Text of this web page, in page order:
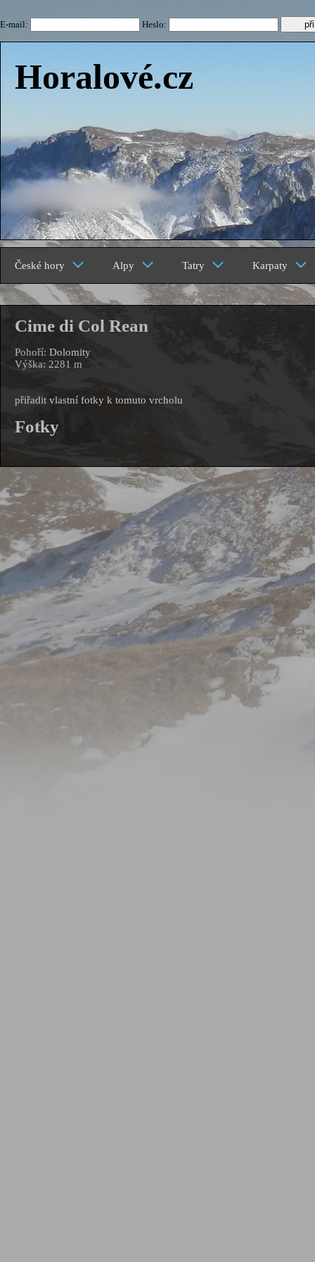
E-mail: Heslo:
Horalové.cz
České hory Alpy Tatry Karpaty
Cime di Col Rean
Pohoří: Dolomity
Výška: 2281 m
přiřadit vlastní fotky k tomuto vrcholu
Fotky